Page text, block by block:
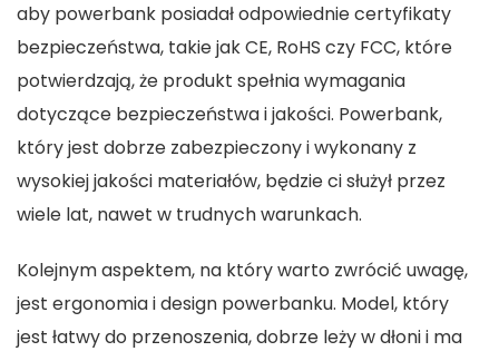
aby powerbank posiadał odpowiednie certyfikaty
bezpieczeństwa, takie jak CE, RoHS czy FCC, które
potwierdzają, że produkt spełnia wymagania
dotyczące bezpieczeństwa i jakości. Powerbank,
który jest dobrze zabezpieczony i wykonany z
wysokiej jakości materiałów, będzie ci służył przez
wiele lat, nawet w trudnych warunkach.
Kolejnym aspektem, na który warto zwrócić uwagę,
jest ergonomia i design powerbanku. Model, który
jest łatwy do przenoszenia, dobrze leży w dłoni i ma